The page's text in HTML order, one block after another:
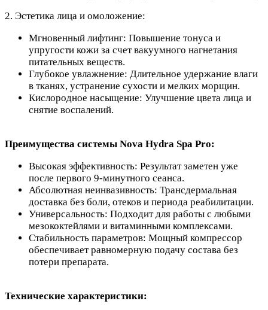
2. Эстетика лица и омоложение:
Мгновенный лифтинг: Повышение тонуса и
упругости кожи за счет вакуумного нагнетания
питательных веществ.
Глубокое увлажнение: Длительное удержание влаги
в тканях, устранение сухости и мелких морщин.
Кислородное насыщение: Улучшение цвета лица и
снятие воспалений.
Преимущества системы Nova Hydra Spa Pro:
Высокая эффективность: Результат заметен уже
после первого 9-минутного сеанса.
Абсолютная неинвазивность: Трансдермальная
доставка без боли, отеков и периода реабилитации.
Универсальность: Подходит для работы с любыми
мезококтейлями и витаминными комплексами.
Стабильность параметров: Мощный компрессор
обеспечивает равномерную подачу состава без
потери препарата.
Технические характеристики: